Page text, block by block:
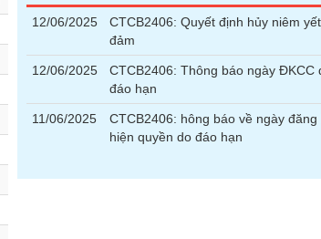
12/06/2025
CTCB2406: Quyết định hủy niêm
đảm
12/06/2025
CTCB2406: Thông báo ngày ĐKCC
đáo hạn
11/06/2025
CTCB2406: hông báo về ngày
hiện quyền do đáo hạn